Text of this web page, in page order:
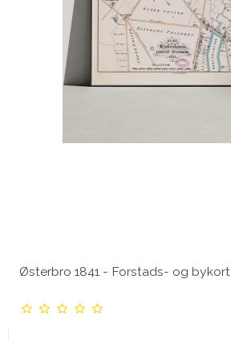
Østerbro 1841 - Forstads- og bykort